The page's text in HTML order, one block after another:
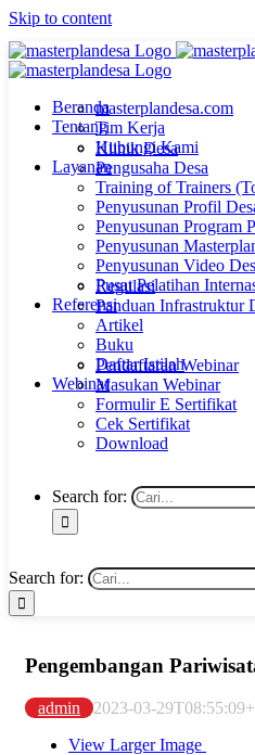
Skip to content
Beranda
Tentang
masterplandesa.com
Tim Kerja
Hubungi Kami
Layanan
Klinik Desa
Pengusaha Desa
Training of Trainers
Penyusunan Profil
Penyusunan Program
Penyusunan
Penyusunan Video
Pusat Pelatihan
Referensi
Regulasi
Panduan Infrastruktur
Artikel
Buku
Daftar Istilah
Webinar
Pendaftaran Webinar
Masukan Webinar
Formulir E Sertifikat
Cek Sertifikat
Download
Search for:
Search for:
Pengembangan
admin 2023-03-
View Larger Image